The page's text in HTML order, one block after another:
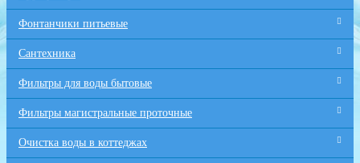
Фонтанчики питьевые
Сантехника
Фильтры для воды бытовые
Фильтры магистральные проточные
Очистка воды в коттеджах